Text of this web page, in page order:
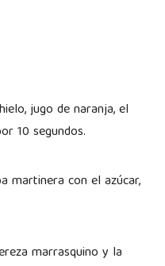
jugo de naranja, el
10 segundos.
martinera con el azúcar,
marrasquino y la